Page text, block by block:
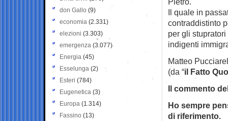
Il quale in
contraddistinto
per gli
indigenti
Matteo
(da “il Fatto
Il commento
Ho sempre
di riferimento.
don Gallo (9)
economia (2.331)
elezioni (3.303)
emergenza (3.077)
Energia (45)
Esselunga (2)
Esteri (784)
Eugenetica (3)
Europa (1.314)
Fassino (13)